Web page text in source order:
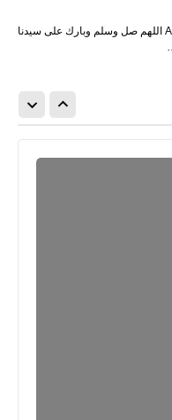
تنزيل Sigma Battle Royale Apk لنظام Android اللهم صل وسلم وبارك على سيدنا